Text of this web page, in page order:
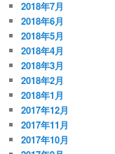
2018年7月
2018年6月
2018年5月
2018年4月
2018年3月
2018年2月
2018年1月
2017年12月
2017年11月
2017年10月